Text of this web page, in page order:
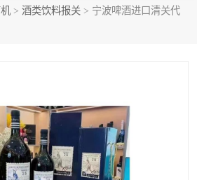
> 酒类饮料报关 > 宁波啤酒进口清关代
进口杂货清关
机床进口清关